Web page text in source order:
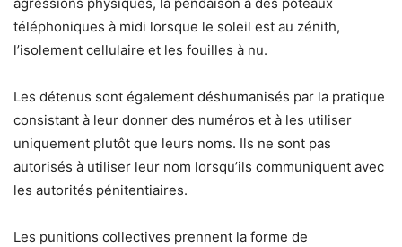
agressions physiques, la pendaison à des poteaux
téléphoniques à midi lorsque le soleil est au zénith,
l’isolement cellulaire et les fouilles à nu.
Les détenus sont également déshumanisés par la pratique
consistant à leur donner des numéros et à les utiliser
uniquement plutôt que leurs noms. Ils ne sont pas
autorisés à utiliser leur nom lorsqu’ils communiquent avec
les autorités pénitentiaires.
Les punitions collectives prennent la forme de